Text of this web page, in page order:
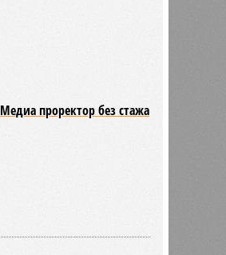
Медиа проректор без стажа